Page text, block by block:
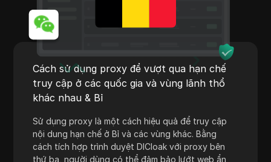
PropellerAds
Quora
Rakuten
Reddit
Shopee
Shopify
Cách sử dụng proxy để vượt qua hạn chế
truy cập ở các quốc gia và vùng lãnh thổ
khác nhau & Bỉ
Sử dụng proxy là một cách hiệu quả để truy cập
nội dung hạn chế ở Bỉ và các vùng khác. Bằng
cách tích hợp trình duyệt DICloak với proxy bên
thứ ba, người dùng có thể đảm bảo lướt web ẩn